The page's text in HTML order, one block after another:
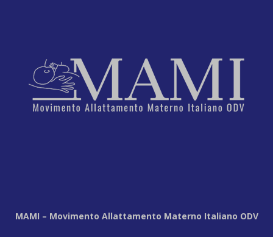
MAMI – Movimento Allattamento Materno Italiano ODV